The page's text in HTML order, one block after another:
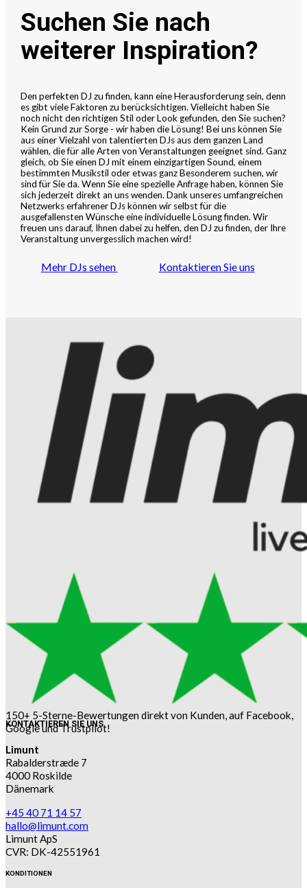
Suchen Sie nach
weiterer Inspiration?
Den perfekten DJ zu finden, kann eine Herausforderung sein, denn
es gibt viele Faktoren zu berücksichtigen. Vielleicht haben Sie
noch nicht den richtigen Stil oder Look gefunden, den Sie suchen?
Kein Grund zur Sorge - wir haben die Lösung! Bei uns können Sie
aus einer Vielzahl von talentierten DJs aus dem ganzen Land
wählen, die für alle Arten von Veranstaltungen geeignet sind. Ganz
gleich, ob Sie einen DJ mit einem einzigartigen Sound, einem
bestimmten Musikstil oder etwas ganz Besonderem suchen, wir
sind für Sie da. Wenn Sie eine spezielle Anfrage haben, können Sie
sich jederzeit direkt an uns wenden. Dank unseres umfangreichen
Netzwerks erfahrener DJs können wir selbst für die
ausgefallensten Wünsche eine individuelle Lösung finden. Wir
freuen uns darauf, Ihnen dabei zu helfen, den DJ zu finden, der Ihre
Veranstaltung unvergesslich machen wird!
Mehr DJs sehen Kontaktieren Sie uns
150+ 5-Sterne-Bewertungen direkt von Kunden, auf Facebook,
Google und Trustpilot!
KONTAKTIEREN SIE UNS
Limunt
Rabalderstræde 7
4000 Roskilde
Dänemark
+45 40 71 14 57
hallo@limunt.com
Limunt ApS
CVR: DK-42551961
KONDITIONEN